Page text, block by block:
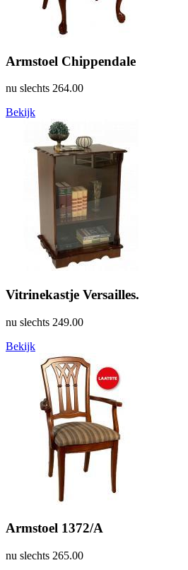
Armstoel Chippendale
nu slechts 264.00
Bekijk
Vitrinekastje Versailles.
nu slechts 249.00
Bekijk
Armstoel 1372/A
nu slechts 265.00